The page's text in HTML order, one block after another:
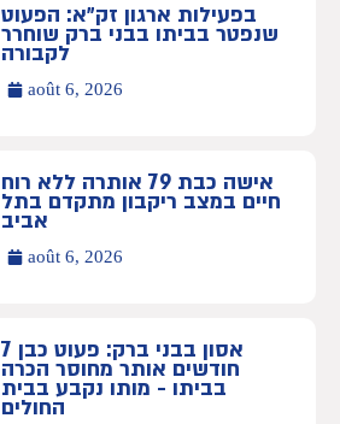
בפעילות ארגון זק״א: הפעוט
שנפטר בביתו בבני ברק שוחרר
לקבורה
août 6, 2026
אישה כבת 79 אותרה ללא רוח
חיים במצב ריקבון מתקדם בתל
אביב
août 6, 2026
אסון בבני ברק: פעוט כבן 7
חודשים אותר מחוסר הכרה
בביתו - מותו נקבע בבית
החולים